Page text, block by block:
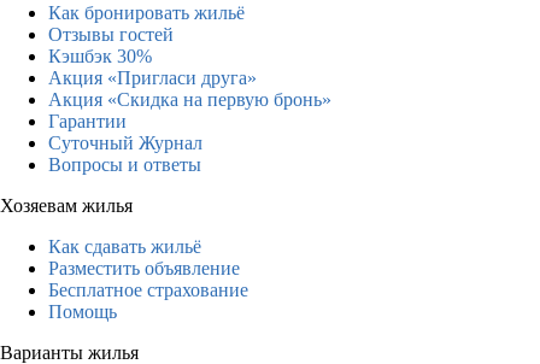
Как бронировать жильё
Отзывы гостей
Кэшбэк 30%
Акция «Пригласи друга»
Акция «Скидка на первую бронь»
Гарантии
Суточный Журнал
Вопросы и ответы
Хозяевам жилья
Как сдавать жильё
Разместить объявление
Бесплатное страхование
Помощь
Варианты жилья